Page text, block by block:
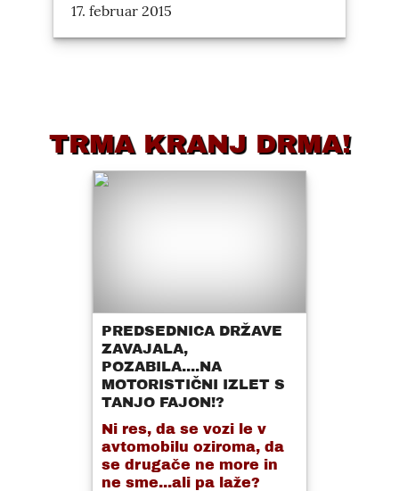
17. februar 2015
TRMA KRANJ DRMA!
PREDSEDNICA DRŽAVE
ZAVAJALA,
POZABILA....NA
MOTORISTIČNI IZLET S
TANJO FAJON!?
Ni res, da se vozi le v
avtomobilu oziroma, da
se drugače ne more in
ne sme...ali pa laže?